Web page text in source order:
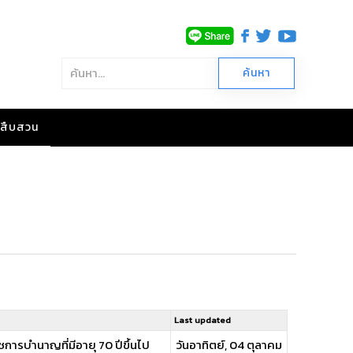
บสวน
Last updated
ชการบำนาญที่มีอายุ 70 ปีขึ้นไป
วันอาทิตย์, 04 ตุลาคม